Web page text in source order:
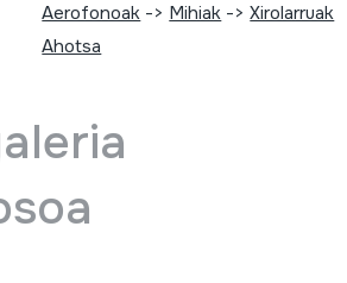
Aerofonoak -> Mihiak ->Xirolarruak
Ahotsa